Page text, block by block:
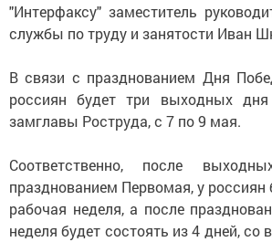
"Интерфаксу" заместитель
службы по труду и занятости Иван
В связи с празднованием Дня
россиян будет три выходных
замглавы Роструда, с 7 по 9 мая.
Соответственно, после
празднованием Первомая, у россиян
рабочая неделя, а после
неделя будет состоять из 4 дней, со